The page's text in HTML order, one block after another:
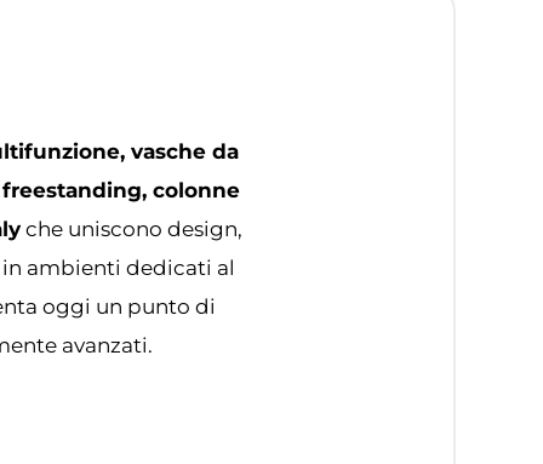
vasche da
colonne
che uniscono design,
ambienti dedicati al
oggi un punto di
avanzati.